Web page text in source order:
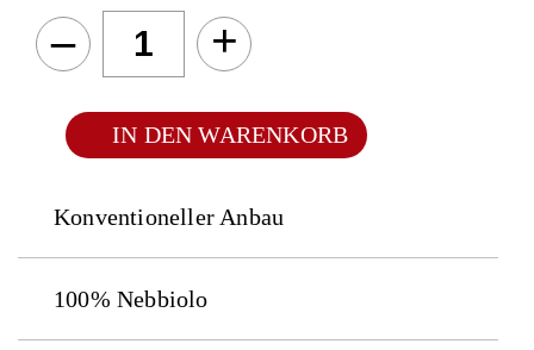
– +
IN DEN WARENKORB
Konventioneller Anbau
100% Nebbiolo